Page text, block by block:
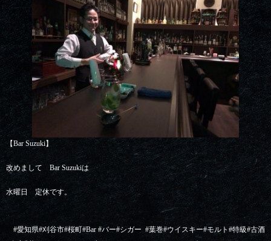
【Bar Suzuki】
改めまして Bar Suzukiは
水曜日 定休です。
#愛知県#刈谷市#桜町#Bar #バー#シガー #葉巻#ウイスキー#モルト #特級#古酒